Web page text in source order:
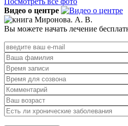
Видео о центре
Вы можете начать лечение